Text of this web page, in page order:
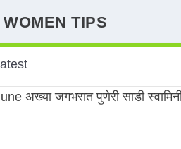
TIPS